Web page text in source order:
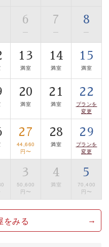
ス
兼ガイドが諏訪大社をご
ので、ご利用ご希望の方
さい。
い日がございます
しておりません
社など歴史ある諏訪の街
、自然の恵みあるお食
大人のたしなみを感じて
で贅沢に幸せのときを安
6
—
7
—
8
—
13
満室
14
満室
15
満室
20
満室
21
満室
22
プランを
変更
27
44,660
円〜
28
満室
29
プランを
変更
3
50,600
円〜
4
満室
5
70,400
円〜
をみる